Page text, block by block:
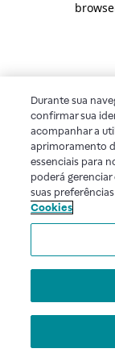
Durante sua
confirmar sua
acompanhar a
aprimoramento
essenciais para
poderá
suas
Cookies